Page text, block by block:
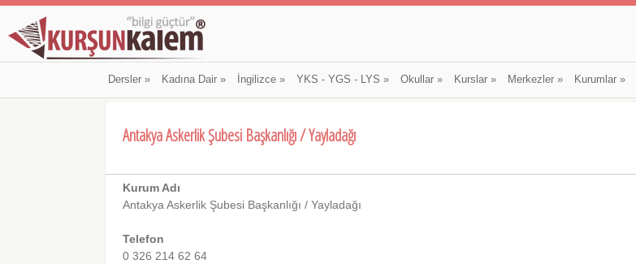
Dersler» Kadına Dair» İngilizce» YKS - YGS - LYS » Okullar» Kurslar» Merkezler» Kurumlar»
Antakya Askerlik Şubesi Başkanlığı / Yayladağı
Kurum Adı
Antakya Askerlik Şubesi Başkanlığı / Yayladağı
Telefon
0 326 214 62 64